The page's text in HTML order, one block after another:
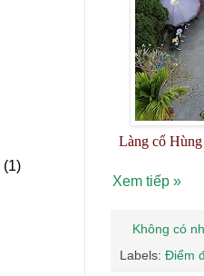
Làng cổ
Xem tiếp »
Không có
Labels: Điểm
(1)